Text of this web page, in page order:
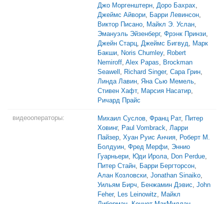
Джо Моргенштерн, Доро Бахрах,
Джеймс Айвори, Барри Левинсон,
Виктор Писано, Майкл Э. Услан,
Эмануэль Эйзенберг, Фрэнк Принзи,
Джейн Старц, Джеймс Бигвуд, Марк
Бакши, Noris Chumley, Robert
Nemiroff, Alex Papas, Brockman
Seawell , Richard Singer, Сара Грин,
Линда Лавин, Яна Сью Мемель,
Стивен Хафт, Марсия Насатир,
Ричард Прайс
видеооператоры: Михаил Суслов, Франц Рат, Питер
Ховинг, Paul Vombrack, Ларри
Пайзер, Хуан Руис Анчия, Роберт М.
Болдуин, Фред Мерфи, Эннио
Гуарньери, Юди Ирола, Don Perdue,
Питер Стайн, Барри Бергторсон,
Алан Козловски, Jonathan Sinaiko,
Уильям Бирч, Бенжамин Дэвис, John
Feher, Les Leinowitz, Майкл